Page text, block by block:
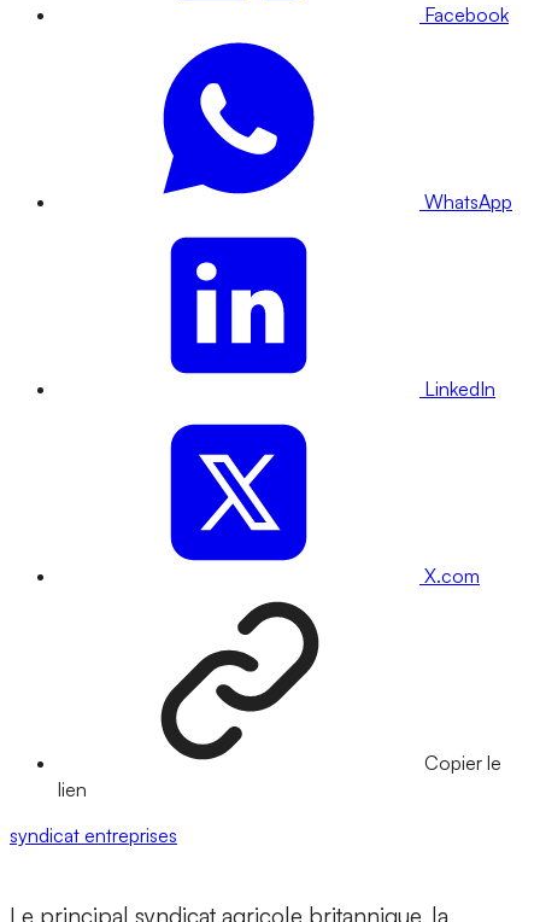
Facebook
WhatsApp
LinkedIn
X.com
Copier le
lien
syndicat entreprises
Le principal syndicat agricole britannique, la